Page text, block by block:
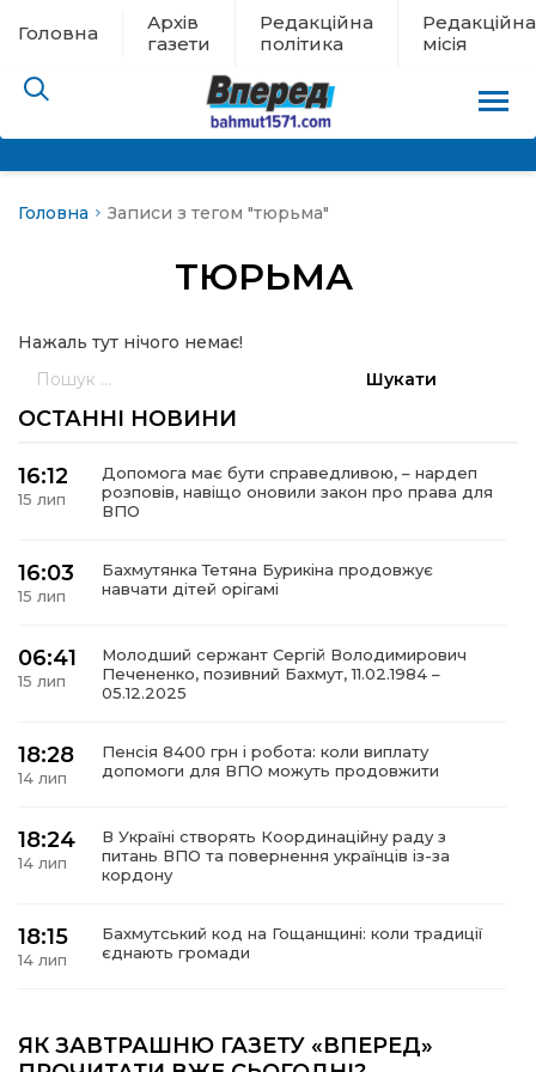
Головна
Архів
газети
Редакційна
політика
Редакційна
місія
новини
політика
місія
Головна Записи з тегом "тюрьма"
ТЮРЬМА
Нажаль тут нічого немає!
ОСТАННІ НОВИНИ
16:12
15 лип
Допомога має бути справедливою, – нардеп
розповів, навіщо оновили закон про права для
ВПО
16:03
15 лип
Бахмутянка Тетяна Бурикіна продовжує
навчати дітей орігамі
06:41
15 лип
Молодший сержант Сергій Володимирович
Печененко, позивний Бахмут, 11.02.1984 –
05.12.2025
18:28
14 лип
Пенсія 8400 грн і робота: коли виплату
допомоги для ВПО можуть продовжити
18:24
14 лип
В Україні створять Координаційну раду з
питань ВПО та повернення українців із-за
кордону
18:15
14 лип
Бахмутський код на Гощанщині: коли традиції
єднають громади
10 лип
ЯК ЗАВТРАШНЮ ГАЗЕТУ «ВПЕРЕД»